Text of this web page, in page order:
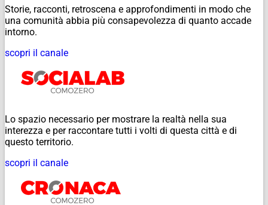
Storie, racconti, retroscena e approfondimenti in modo che
una comunità abbia più consapevolezza di quanto accade
intorno.
scopri il canale
Lo spazio necessario per mostrare la realtà nella sua
interezza e per raccontare tutti i volti di questa città e di
questo territorio.
scopri il canale